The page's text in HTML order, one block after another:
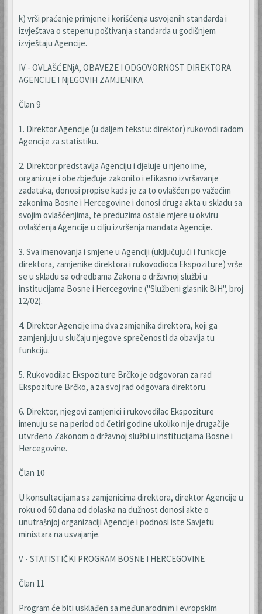
k) vrši praćenje primjene i korišćenja usvojenih standarda i
izvještava o stepenu poštivanja standarda u godišnjem
izvještaju Agencije.
IV - OVLAŠĆENjA, OBAVEZE I ODGOVORNOST DIREKTORA
AGENCIJE I NjEGOVIH ZAMJENIKA
Član 9
1. Direktor Agencije (u daljem tekstu: direktor) rukovodi radom
Agencije za statistiku.
2. Direktor predstavlja Agenciju i djeluje u njeno ime,
organizuje i obezbjeđuje zakonito i efikasno izvršavanje
zadataka, donosi propise kada je za to ovlašćen po važećim
zakonima Bosne i Hercegovine i donosi druga akta u skladu sa
svojim ovlašćenjima, te preduzima ostale mjere u okviru
ovlašćenja Agencije u cilju izvršenja mandata Agencije.
3. Sva imenovanja i smjene u Agenciji (uključujući i funkcije
direktora, zamjenike direktora i rukovodioca Ekspoziture) vrše
se u skladu sa odredbama Zakona o državnoj službi u
institucijama Bosne i Hercegovine ("Službeni glasnik BiH", broj
12/02).
4. Direktor Agencije ima dva zamjenika direktora, koji ga
zamjenjuju u slučaju njegove sprečenosti da obavlja tu
funkciju.
5. Rukovodilac Ekspoziture Brčko je odgovoran za rad
Ekspoziture Brčko, a za svoj rad odgovara direktoru.
6. Direktor, njegovi zamjenici i rukovodilac Ekspoziture
imenuju se na period od četiri godine ukoliko nije drugačije
utvrđeno Zakonom o državnoj službi u institucijama Bosne i
Hercegovine.
Član 10
U konsultacijama sa zamjenicima direktora, direktor Agencije u
roku od 60 dana od dolaska na dužnost donosi akte o
unutrašnjoj organizaciji Agencije i podnosi iste Savjetu
ministara na usvajanje.
V - STATISTIČKI PROGRAM BOSNE I HERCEGOVINE
Član 11
Program će biti usklađen sa međunarodnim i evropskim